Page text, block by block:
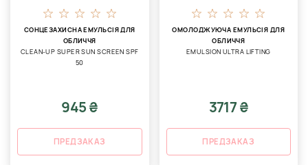
СОНЦЕЗАХИСНА ЕМУЛЬСІЯ ДЛЯ
ОБЛИЧЧЯ
CLEAN-UP SUPER SUN SCREEN SPF
50
945 ₴
ПРЕДЗАКАЗ
ОМОЛОДЖУЮЧА ЕМУЛЬСІЯ ДЛЯ
ОБЛИЧЧЯ
EMULSION ULTRA LIFTING
3717 ₴
ПРЕДЗАКАЗ